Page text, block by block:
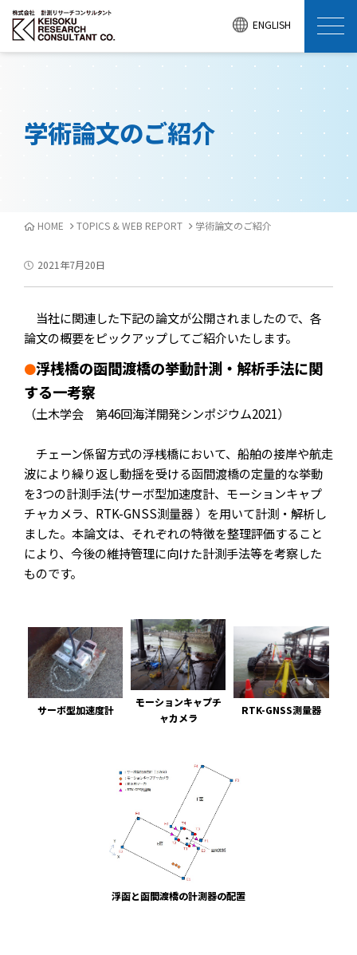
ENGLISH
学術論文のご紹介
HOME TOPICS & WEB REPORT 学術論文のご紹介
2021年7月20日
当社に関連した下記の論文が公開されましたので、各
論文の概要をピックアップしてご紹介いたします。
●浮桟橋の函間渡橋の挙動計測・解析手法に関
する一考察
（土木学会 第46回海洋開発シンポジウム2021）
チェーン係留方式の浮桟橋において、船舶の接岸や航走
波により繰り返し動揺を受ける函間渡橋の定量的な挙動
を3つの計測手法(サーボ型加速度計、モーションキャプ
チャカメラ、RTK-GNSS測量器 ）を用いて計測・解析し
ました。本論文は、それぞれの特徴を整理評価すること
により、今後の維持管理に向けた計測手法等を考察した
ものです。
サーボ型加速度計
モーションキャプチ
ャカメラ
RTK-GNSS測量器
浮函と函間渡橋の計測器の配置